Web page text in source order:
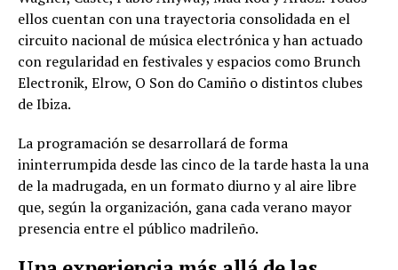
ellos cuentan con una trayectoria consolidada en el
circuito nacional de música electrónica y han actuado
con regularidad en festivales y espacios como Brunch
Electronik, Elrow, O Son do Camiño o distintos clubes
de Ibiza.
La programación se desarrollará de forma
ininterrumpida desde las cinco de la tarde hasta la una
de la madrugada, en un formato diurno y al aire libre
que, según la organización, gana cada verano mayor
presencia entre el público madrileño.